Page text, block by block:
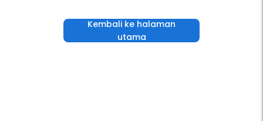
Kembali ke halaman
utama